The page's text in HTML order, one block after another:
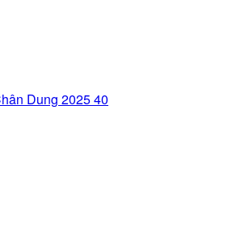
Dung 2025 40